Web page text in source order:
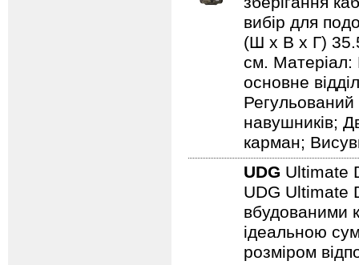
вибір для
(Ш х В х Г)
см. Матеріал:
основне
Регульований
навушників;
карман;
UDG Ultimate
UDG Ultimate
вбудованими
ідеальною
розміром